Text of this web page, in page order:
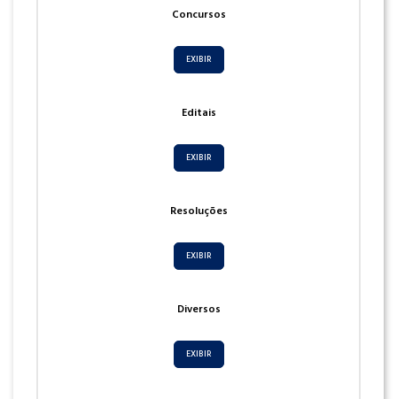
Concursos
EXIBIR
Editais
EXIBIR
Resoluções
EXIBIR
Diversos
EXIBIR